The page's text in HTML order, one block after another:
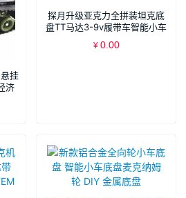
挂
济
探月升级亚克力全拼装坦克底
盘TT马达3-9v履带车智能小车
带线STEM教育SNX1 XDC45
¥ 0.00